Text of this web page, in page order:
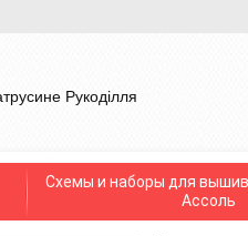
Рукоділля
Схемы и наборы для
Ассоль